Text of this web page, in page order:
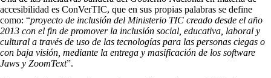
accesibilidad es ConVerTIC, que en sus propias palabras se define
como: “proyecto de inclusión del Ministerio TIC creado desde el año
2013 con el fin de promover la inclusión social, educativa, laboral y
cultural a través de uso de las tecnologías para las personas ciegas o
con baja visión, mediante la entrega y masificación de los software
Jaws y ZoomText”.